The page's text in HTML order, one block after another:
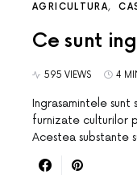
AGRICULTURA
Ce sunt
595 VIEWS 4
Ingrasamintele sunt
furnizate culturilor
Acestea substante